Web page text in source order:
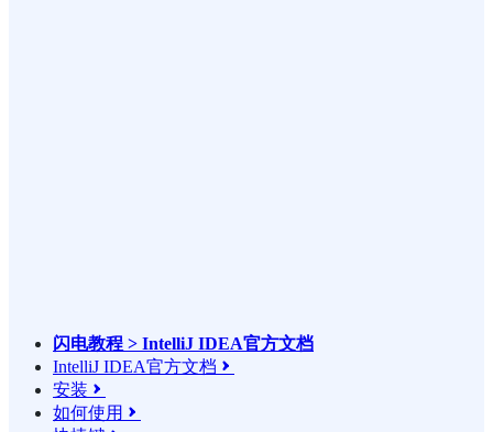
闪电教程 > IntelliJ IDEA官方文档
IntelliJ IDEA官方文档 
安装 
如何使用 